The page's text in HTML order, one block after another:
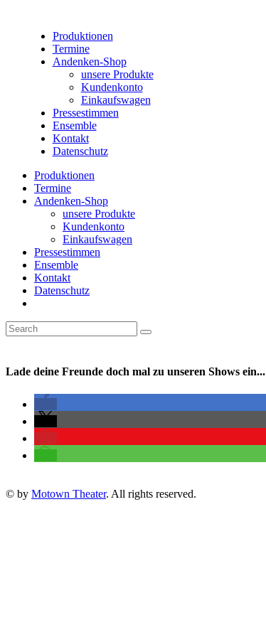
Produktionen
Termine
Andenken-Shop
unsere Produkte
Kundenkonto
Einkaufswagen
Pressestimmen
Ensemble
Kontakt
Datenschutz
Produktionen
Termine
Andenken-Shop
unsere Produkte
Kundenkonto
Einkaufswagen
Pressestimmen
Ensemble
Kontakt
Datenschutz
Lade deine Freunde doch mal zu unseren Shows ein...
© by Motown Theater. All rights reserved.